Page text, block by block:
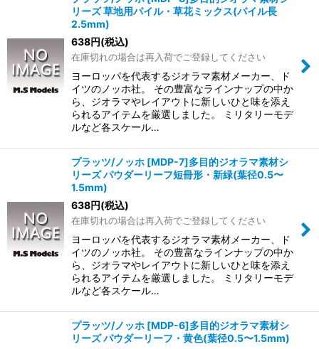
リーズ 草地用パイル・草花ミックス(パイル長
2.5mm)
638円(税込)
在庫切れの場合は再入荷でご登録してください
ヨーロッパを代表するジオラマ素材メーカー、ド
イツのノッホ社。 その豊富なラインナップの中か
ら、ジオラマやレイアウトに新しいひと味を添え
られるアイテムを厳選しました。 ミリタリーモデ
ルなど各スケール…
プラッツ/ノッホ [MDP-7]多目的ジオラマ素材シ
リーズ パウダーリーフ短冊形・新緑(葉径0.5〜
1.5mm)
638円(税込)
在庫切れの場合は再入荷でご登録してください
ヨーロッパを代表するジオラマ素材メーカー、ド
イツのノッホ社。 その豊富なラインナップの中か
ら、ジオラマやレイアウトに新しいひと味を添え
られるアイテムを厳選しました。 ミリタリーモデ
ルなど各スケール…
プラッツ/ノッホ [MDP-6]多目的ジオラマ素材シ
リーズ パウダーリーフ・黄色(葉径0.5〜1.5mm)